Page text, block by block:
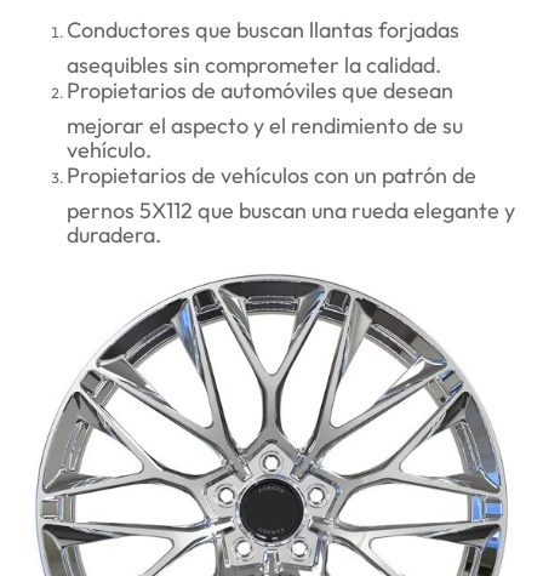
Conductores que buscan llantas forjadas
asequibles sin comprometer la calidad.
Propietarios de automóviles que desean
mejorar el aspecto y el rendimiento de su
vehículo.
Propietarios de vehículos con un patrón de
pernos 5X112 que buscan una rueda elegante y
duradera.